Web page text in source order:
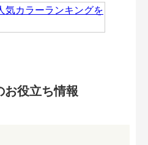
お役立ち情報